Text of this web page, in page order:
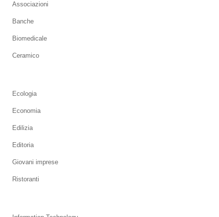
Associazioni
Banche
Biomedicale
Ceramico
Ecologia
Economia
Edilizia
Editoria
Giovani imprese
Ristoranti